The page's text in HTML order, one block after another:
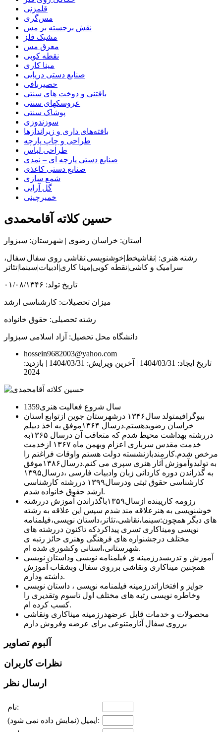
قلمزنی
مس‌گری
نقش برجسته بر مس
مشبک فلز
معرق مس
نقطه کوبی
مینا کاری
صنایع دستی دریایی
حصیربافی
بافتنی‌ و دوخت های سنتی
عروسکهای سنتی
پوشاک سنتی
سوزندوزی
بافته‌های داری و زیراندازها
طراحی و چاپ پارچه
طراحی لباس
صنایع دستی پارچه ای – نمدی
صنایع دستی کاغذی
شمع سازی
گل آرایی
خمیرچینی
حسین کلاته آقامحمدی
استان: خراسان رضوی | شهرستان: سبزوار
رشته هنری: |نقاشیخط|خوشنویسی|نقاشی روی سفال|سفال،
سرامیک و کاشی|نقطه کوبی|مینا کاری|ادبیات|سینما|تئاتر
تاریخ تولد: ۰۱/۰۸/۱۳۴۶
میزان تحصیلات: کارشناسی ارشد
رشته تحصیلی: حقوق خانواده
دانشگاه محل تحصیل: آزاد اسلامی سبزوار
hossein9682003@yahoo.com
تاریخ ایجاد: 1404/03/31 |
آخرین ویرایش: 1404/03/31 |
بازدید:
2024
سال شروع فعالیت هنری1359
بیوگرافی
متولد سال۱۳۴۶ درشهرستان جوین ازتوابع استان
خراسان رضویدهستم.درسال ۱۳۶۴موفق به اخذ دیپلم
دررشته بهداشت محیط شدم که متعاقب آن درسال ۱۳۶۵به
خدمت مقدس سربازی اعزام وبهمن ماه ۱۳۶۷ ازخدمت
مرخص شدم.کارمندبازنشسته دولت هستم واوقات فراغتم را
به تولیدوآموزش آثار هنری سپری می کنم.درسال۱۳۸۶موفق
به گذراندن دوره کاردانی زبان وادبیات فارسی ،درسال۱۳۹۵
کارشناسی حقوق ثبتی ودرسال۱۳۹۹ دررشته کارشناسی
ارشد حقوق خانواده شدم.
رزومه کاری
بنده ازسال۱۳۵۹باگذراندن آموزش دررشته
خوشنویسی به هنرعلاقه مند شدم سپس این علاقه به رشته
های دیگر همچون:سینما،نقاشی،تئاتر،داستان نویسی،فیلمنامه
نویسی ومیناکاری تسری پیداکردکه تاکنون دررشته های
مختلف درجشنواره های فرهنگی وهنری حائز رتبه ی
شهرستانی،استانی وکشوری شده ام.
آموزش و تدریسدرزمینه ی فیلمنامه نویسی وداستان نویسی
همچنین میناکاری ونقاشی برروی سفال وبشقاب آموزش
داشته ودارم.
جوایز و افتخاراتدرزمینه فیلمنامه نویسی ، داستان نویسی
وخاطره نویسی رتبه های مختلف اول تاسوم وتقدیری را
کسب کرده ام.
محصولات و خدمات قابل عرضهدرزمینه میناکاری ونقاشی
برروی سفال آثارمتنوعی برای عرضه وفروش دارم
آلبوم تصاویر
نظرات کاربران
ارسال نظر
نام:
ایمیل (نمایش داده نمی شود):